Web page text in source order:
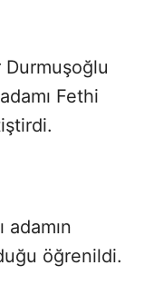
Durmuşoğlu
Fethi
adamın
öğrenildi.